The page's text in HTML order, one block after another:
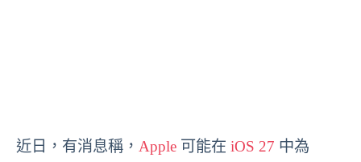
近日，有消息稱， Apple 可能在 iOS 27 中為